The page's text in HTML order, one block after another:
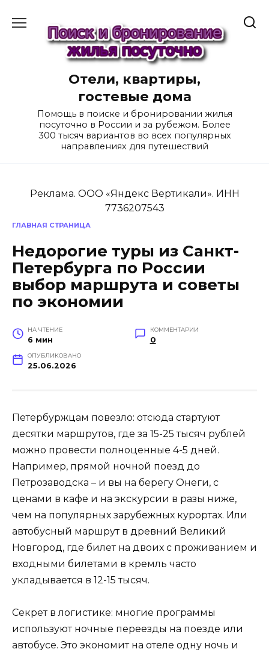
содержанию
Отели, квартиры,
гостевые дома
Помощь в поиске и бронировании жилья
посуточно в России и за рубежом. Более
300 тысяч вариантов во всех популярных
направлениях для путешествий
Реклама. ООО «Яндекс Вертикали». ИНН
7736207543
ГЛАВНАЯ СТРАНИЦА
Недорогие туры из Санкт-
Петербурга по России
выбор маршрута и советы
по экономии
НА ЧТЕНИЕ
6 мин
КОММЕНТАРИИ
0
ОПУБЛИКОВАНО
25.06.2026
Петербуржцам повезло: отсюда стартуют
десятки маршрутов, где за 15-25 тысяч рублей
можно провести полноценные 4-5 дней.
Например, прямой ночной поезд до
Петрозаводска – и вы на берегу Онеги, с
ценами в кафе и на экскурсии в разы ниже,
чем на популярных зарубежных курортах. Или
автобусный маршрут в древний Великий
Новгород, где билет на двоих с проживанием и
входными билетами в кремль часто
укладывается в 12-15 тысяч.
Секрет в логистике: многие программы
используют ночные переезды на поезде или
автобусе. Это экономит на отеле одну ночь и